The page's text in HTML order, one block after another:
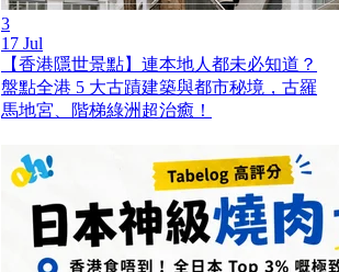
3
17 Jul
【香港隱世景點】連本地人都未必知道？
盤點全港 5 大古蹟建築與都市秘境，古羅
馬地宮、階梯綠洲超治癒！